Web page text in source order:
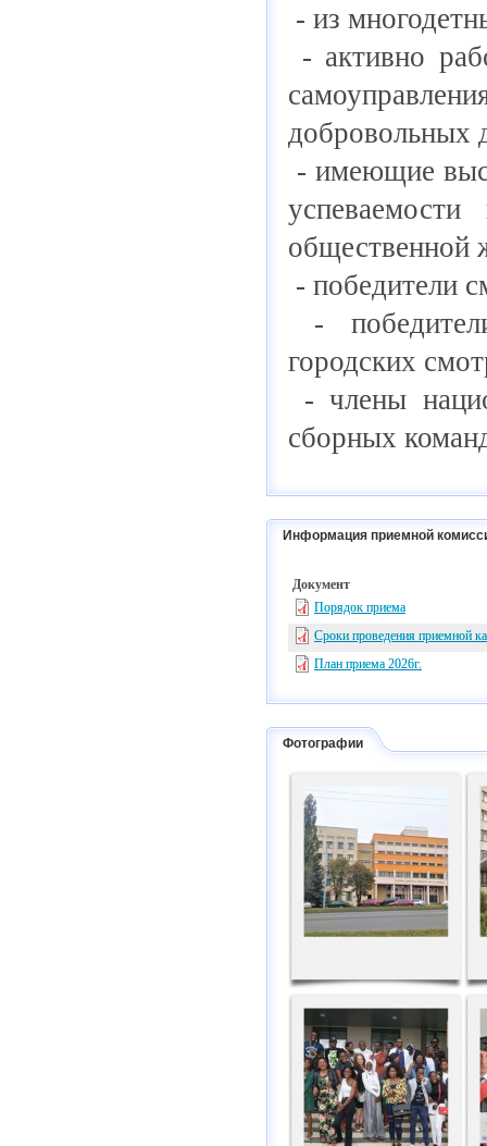
- из
- активно
добровольных
- имеющие
общественной
- победители
-
городских
- члены
сборных
Информация приемной
Документ
Порядок приема
Сроки проведения приемной
План приема 2026г.
Фотографии